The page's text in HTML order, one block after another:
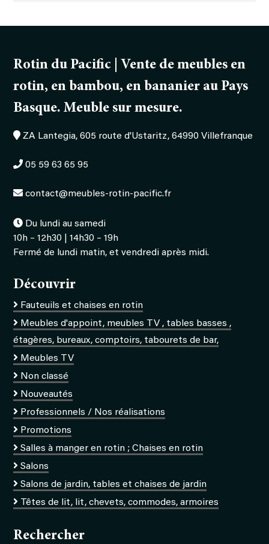
Rotin du Pacific | Vente de meubles en
rotin, en bambou, en bananier au Pays
Basque. Meuble sur mesure.
ZA Lantegia, 605 route d'Ustaritz, 64990 Villefranque
05 59 63 65 95
contact@meubles-rotin-pacific.fr
Du lundi au samedi
10h – 12h30 | 14h30 – 19h
Fermé de lundi matin, et vendredi après midi.
Découvrir
Fauteuils et chaises en rotin
Meubles d'appoint, meubles TV , tables basses ,
étagères, bureaux, comptoirs, tabourets de bar,
Meubles TV
Non classé
Nouveautés
Professionnels / Nos réalisations
Promotions
Salles à manger en rotin ; Chaises en rotin
Salons
Salons de jardin, tables et chaises de jardin
Têtes de lit, lit, chevets, commodes, armoires
Rechercher